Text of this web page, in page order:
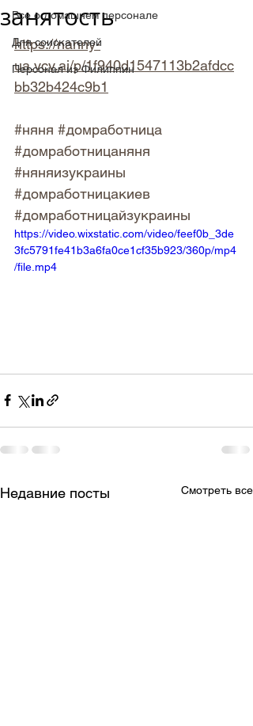
Все о домашнем персонале
Для соискателей
Персонал из Филиппин
занятость
https://nanny-
ua.vcv.ai/p/1f940d1547113b2afdcc
bb32b424c9b1
#няня #домработница
#домработницаняня
#няняизукраины
#домработницакиев
#домработницайзукраины
https://video.wixstatic.com/video/feef0b_3de
3fc5791fe41b3a6fa0ce1cf35b923/360p/mp4
/file.mp4
Недавние посты Смотреть все